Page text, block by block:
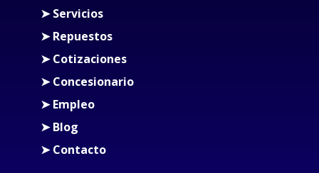
➤ Servicios
➤ Repuestos
➤ Cotizaciones
➤ Concesionario
➤ Empleo
➤ Blog
➤ Contacto